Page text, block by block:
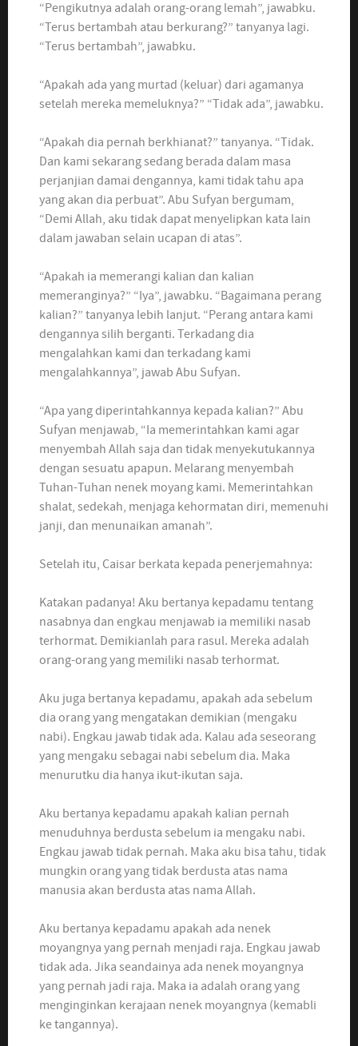
“Pengikutnya adalah orang-orang lemah”, jawabku.
“Terus bertambah atau berkurang?” tanyanya lagi.
“Terus bertambah”, jawabku.
“Apakah ada yang murtad (keluar) dari agamanya
setelah mereka memeluknya?” “Tidak ada”, jawabku.
“Apakah dia pernah berkhianat?” tanyanya. “Tidak.
Dan kami sekarang sedang berada dalam masa
perjanjian damai dengannya, kami tidak tahu apa
yang akan dia perbuat”. Abu Sufyan bergumam,
“Demi Allah, aku tidak dapat menyelipkan kata lain
dalam jawaban selain ucapan di atas”.
“Apakah ia memerangi kalian dan kalian
memeranginya?” “Iya”, jawabku. “Bagaimana perang
kalian?” tanyanya lebih lanjut. “Perang antara kami
dengannya silih berganti. Terkadang dia
mengalahkan kami dan terkadang kami
mengalahkannya”, jawab Abu Sufyan.
“Apa yang diperintahkannya kepada kalian?” Abu
Sufyan menjawab, “Ia memerintahkan kami agar
menyembah Allah saja dan tidak menyekutukannya
dengan sesuatu apapun. Melarang menyembah
Tuhan-Tuhan nenek moyang kami. Memerintahkan
shalat, sedekah, menjaga kehormatan diri, memenuhi
janji, dan menunaikan amanah”.
Setelah itu, Caisar berkata kepada penerjemahnya:
Katakan padanya! Aku bertanya kepadamu tentang
nasabnya dan engkau menjawab ia memiliki nasab
terhormat. Demikianlah para rasul. Mereka adalah
orang-orang yang memiliki nasab terhormat.
Aku juga bertanya kepadamu, apakah ada sebelum
dia orang yang mengatakan demikian (mengaku
nabi). Engkau jawab tidak ada. Kalau ada seseorang
yang mengaku sebagai nabi sebelum dia. Maka
menurutku dia hanya ikut-ikutan saja.
Aku bertanya kepadamu apakah kalian pernah
menuduhnya berdusta sebelum ia mengaku nabi.
Engkau jawab tidak pernah. Maka aku bisa tahu, tidak
mungkin orang yang tidak berdusta atas nama
manusia akan berdusta atas nama Allah.
Aku bertanya kepadamu apakah ada nenek
moyangnya yang pernah menjadi raja. Engkau jawab
tidak ada. Jika seandainya ada nenek moyangnya
yang pernah jadi raja. Maka ia adalah orang yang
menginginkan kerajaan nenek moyangnya (kemabli
ke tangannya).